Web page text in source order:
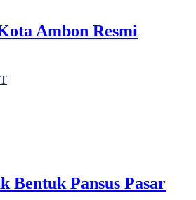
Ambon Resmi
Bentuk Pansus Pasar